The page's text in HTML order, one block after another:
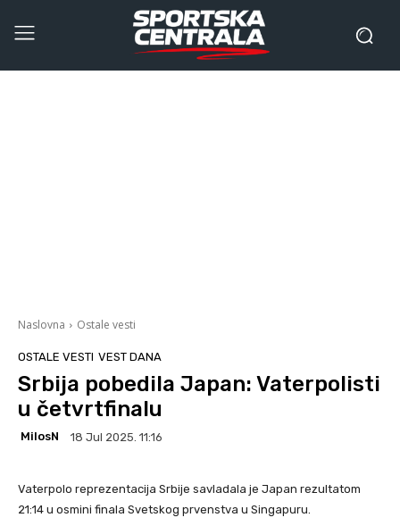
Naslovna Ostale vesti
OSTALE VESTI VEST DANA
Srbija pobedila Japan: Vaterpolisti
u četvrtfinalu
MilosN 18 Jul 2025. 11:16
Vaterpolo reprezentacija Srbije savladala je Japan rezultatom
21:14 u osmini finala Svetskog prvenstva u Singapuru.